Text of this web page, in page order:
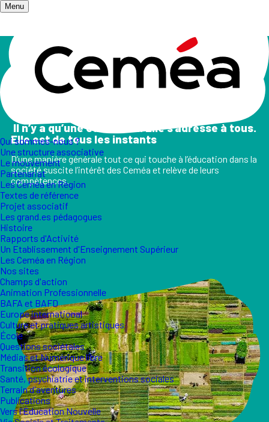
Menu
Qui sommes-nous ?
Une structure associative
Le mouvement
Partenariat
Les Ceméa en Région
Textes de référence
Projet associatif
Les grand.es pédagogues
Histoire
Rapports d'Activité
Un Etablissement d'Enseignement Supérieur
Les Ceméa en Région
Nos sites
Champs d'action
Animation Professionnelle
BAFA et BAFD
Europe international
Culture et pratiques artistiques
École
Questions sociétales
Médias et Numérique libre
Transition écologique
Santé, psychiatrie et interventions sociales
Terrain d'aventures
Publications
Vers l'Éducation Nouvelle
Accueil/ Champs d'action
Les champs d'action
II n’y a qu’une éducation. Elle s’adresse à tous.
Elle est de tous les instants
D’une manière générale tout ce qui touche à l’éducation dans la
société suscite l’intérêt des Ceméa et relève de leurs
compétences.